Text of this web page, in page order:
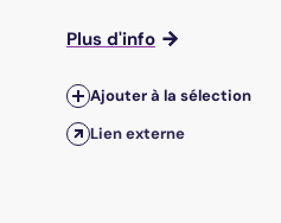
Plus d'info
Ajouter à la sélection
Lien externe